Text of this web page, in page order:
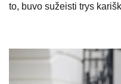
to, buvo sužeisti trys